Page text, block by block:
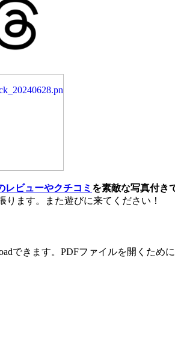
レビューやクチコミ を素敵な写真付き
ます。また遊びに来てください！
できます。PDFファイルを開くため